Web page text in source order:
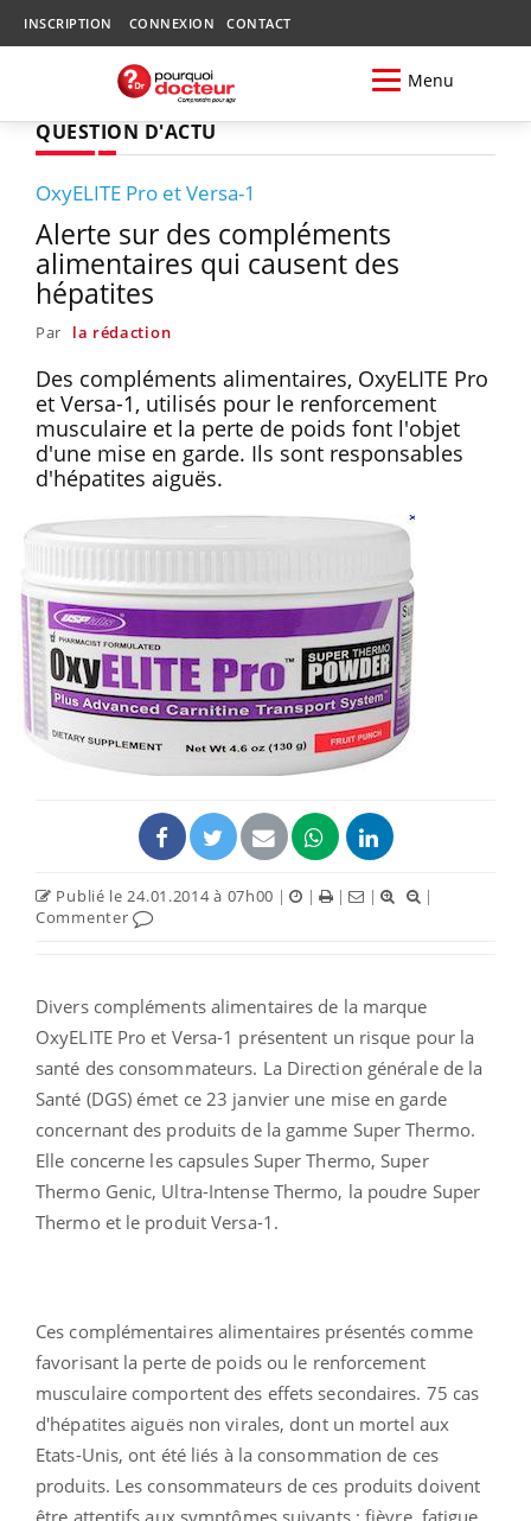
INSCRIPTION CONNEXION CONTACT
Menu
QUESTION D'ACTU
OxyELITE Pro et Versa-1
Alerte sur des compléments
alimentaires qui causent des
hépatites
Par la rédaction
Des compléments alimentaires, OxyELITE Pro
et Versa-1, utilisés pour le renforcement
musculaire et la perte de poids font l'objet
d'une mise en garde. Ils sont responsables
d'hépatites aiguës.
Publié le 24.01.2014 à 07h00 | | | |
|
Commenter
Divers compléments alimentaires de la marque
OxyELITE Pro et Versa-1 présentent un risque pour la
santé des consommateurs. La Direction générale de la
Santé (DGS) émet ce 23 janvier une mise en garde
concernant des produits de la gamme Super Thermo.
Elle concerne les capsules Super Thermo, Super
Thermo Genic, Ultra-Intense Thermo, la poudre Super
Thermo et le produit Versa-1.
Ces complémentaires alimentaires présentés comme
favorisant la perte de poids ou le renforcement
musculaire comportent des effets secondaires. 75 cas
d'hépatites aiguës non virales, dont un mortel aux
Etats-Unis, ont été liés à la consommation de ces
produits. Les consommateurs de ces produits doivent
être attentifs aux symptômes suivants : fièvre, fatigue,